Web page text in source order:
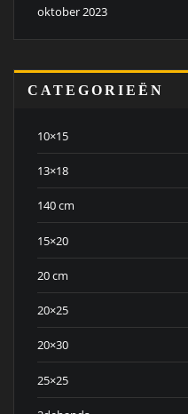
oktober 2023
CATEGORIEËN
10×15
13×18
140 cm
15×20
20 cm
20×25
20×30
25×25